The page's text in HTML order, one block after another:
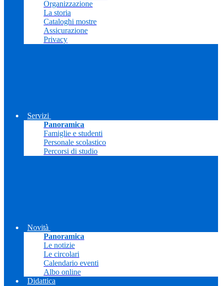
Organizzazione
La storia
Cataloghi mostre
Assicurazione
Privacy
Servizi
Panoramica
Famiglie e studenti
Personale scolastico
Percorsi di studio
Novità
Panoramica
Le notizie
Le circolari
Calendario eventi
Albo online
Didattica